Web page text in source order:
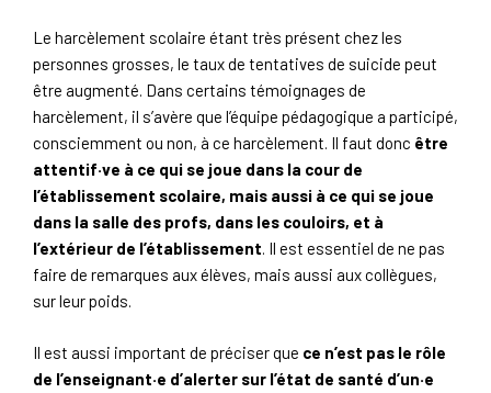
Le harcèlement scolaire étant très présent chez les
personnes grosses, le taux de tentatives de suicide peut
être augmenté. Dans certains témoignages de
harcèlement, il s’avère que l’équipe pédagogique a participé,
consciemment ou non, à ce harcèlement. Il faut donc être
attentif·ve à ce qui se joue dans la cour de
l’établissement scolaire, mais aussi à ce qui se joue
dans la salle des profs, dans les couloirs, et à
l’extérieur de l’établissement. Il est essentiel de ne pas
faire de remarques aux élèves, mais aussi aux collègues,
sur leur poids.
Il est aussi important de préciser que ce n’est pas le rôle
de l’enseignant·e d’alerter sur l’état de santé d’un·e